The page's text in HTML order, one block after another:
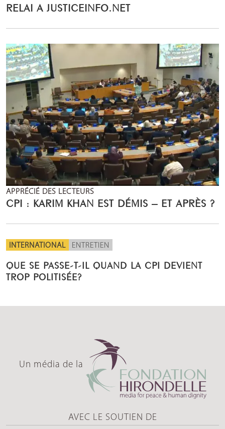
RELAI A JUSTICEINFO.NET
APPRÉCIÉ DES LECTEURS
CPI : KARIM KHAN EST DÉMIS – ET APRÈS ?
INTERNATIONAL ENTRETIEN
QUE SE PASSE-T-IL QUAND LA CPI DEVIENT
TROP POLITISÉE?
Un média de la
AVEC LE SOUTIEN DE